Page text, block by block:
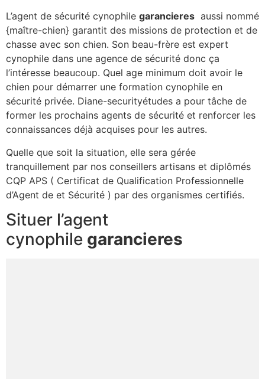
L’agent de sécurité cynophile garancieres aussi nommé
{maître-chien} garantit des missions de protection et de
chasse avec son chien. Son beau-frère est expert
cynophile dans une agence de sécurité donc ça
l’intéresse beaucoup. Quel age minimum doit avoir le
chien pour démarrer une formation cynophile en
sécurité privée. Diane-securityétudes a pour tâche de
former les prochains agents de sécurité et renforcer les
connaissances déjà acquises pour les autres.
Quelle que soit la situation, elle sera gérée
tranquillement par nos conseillers artisans et diplômés
CQP APS ( Certificat de Qualification Professionnelle
d’Agent de et Sécurité ) par des organismes certifiés.
Situer l’agent
cynophile garancieres